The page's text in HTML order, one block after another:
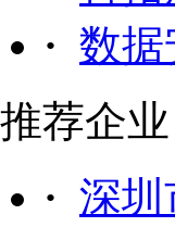
· 数
推荐企业
· 深圳